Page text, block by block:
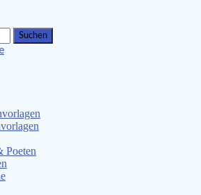
finden
Poeten